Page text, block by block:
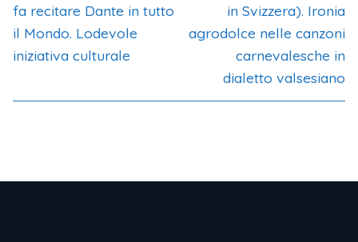
fa recitare Dante in tutto
il Mondo. Lodevole
iniziativa culturale
in Svizzera). Ironia
agrodolce nelle canzoni
carnevalesche in
dialetto valsesiano